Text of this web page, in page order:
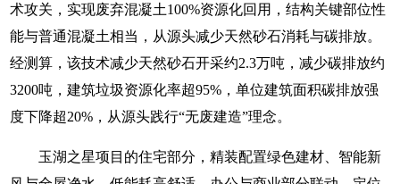
术攻关，实现废弃混凝土100%资源化回用，结构关键部位性
能与普通混凝土相当，从源头减少天然砂石消耗与碳排放。
经测算，该技术减少天然砂石开采约2.3万吨，减少碳排放约
3200吨，建筑垃圾资源化率超95%，单位建筑面积碳排放强
度下降超20%，从源头践行“无废建造”理念。
玉湖之星项目的住宅部分，精装配置绿色建材、智能新